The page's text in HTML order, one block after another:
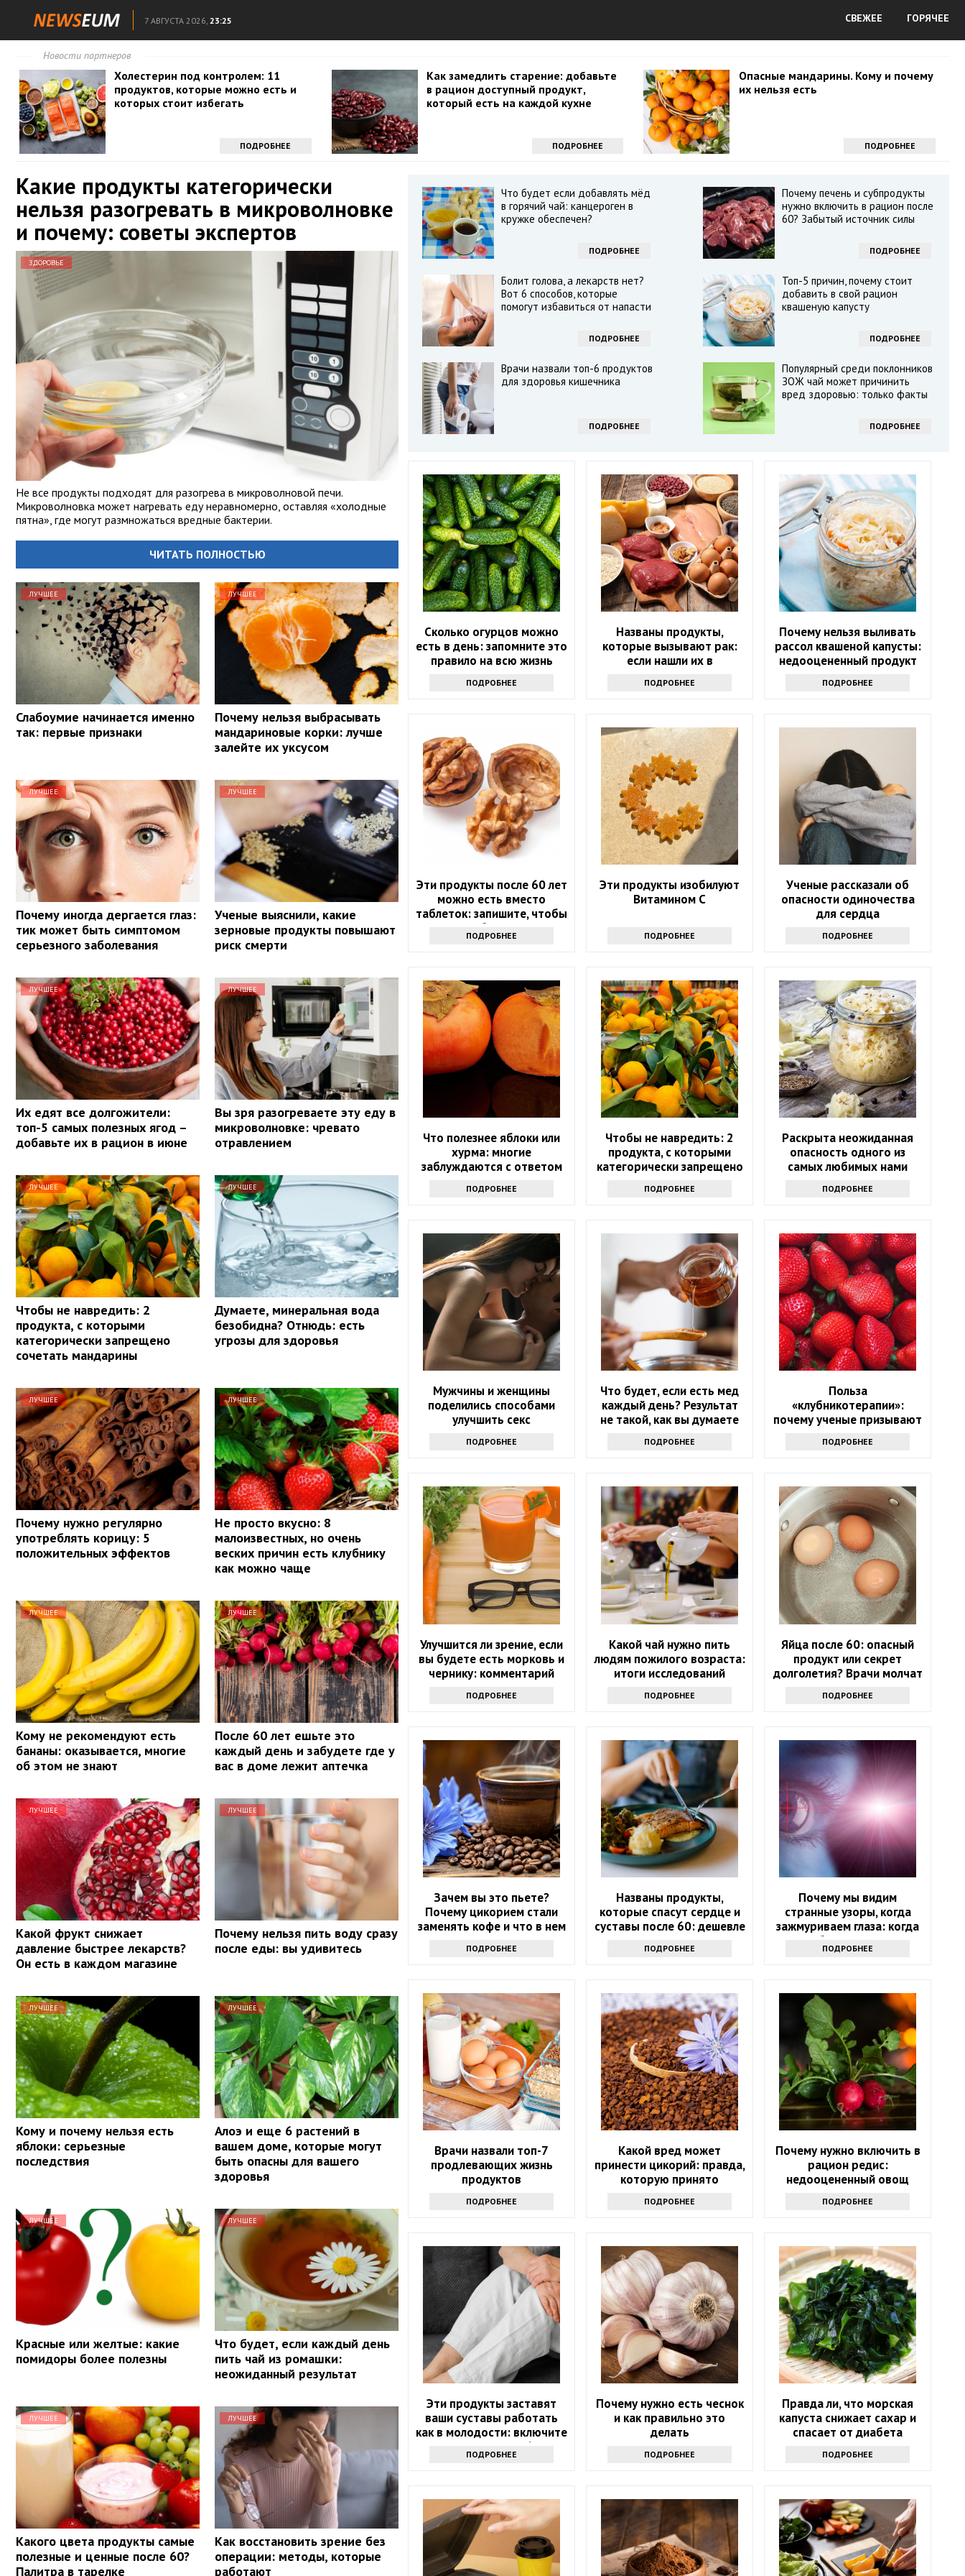
7 АВГУСТА 2026, 23:25 СВЕЖЕЕ ГОРЯЧЕЕ
Новости партнеров
Холестерин под контролем: 11
продуктов, которые можно есть и
которых стоит избегать
ПОДРОБНЕЕ
Как замедлить старение: добавьте
в рацион доступный продукт,
который есть на каждой кухне
ПОДРОБНЕЕ
Опасные мандарины. Кому и почему
их нельзя есть
ПОДРОБНЕЕ
Какие продукты категорически
нельзя разогревать в микроволновке
и почему: советы экспертов
ЗДОРОВЬЕ
Не все продукты подходят для разогрева в микроволновой печи.
Микроволновка может нагревать еду неравномерно, оставляя «холодные
пятна», где могут размножаться вредные бактерии.
ЧИТАТЬ ПОЛНОСТЬЮ
ЛУЧШЕЕ
Слабоумие начинается именно
так: первые признаки
ЛУЧШЕЕ
Почему нельзя выбрасывать
мандариновые корки: лучше
залейте их уксусом
ЛУЧШЕЕ
Почему иногда дергается глаз:
тик может быть симптомом
серьезного заболевания
ЛУЧШЕЕ
Ученые выяснили, какие
зерновые продукты повышают
риск смерти
ЛУЧШЕЕ
Их едят все долгожители:
топ-5 самых полезных ягод –
добавьте их в рацион в июне
ЛУЧШЕЕ
Вы зря разогреваете эту еду в
микроволновке: чревато
отравлением
ЛУЧШЕЕ
Чтобы не навредить: 2
продукта, с которыми
категорически запрещено
сочетать мандарины
ЛУЧШЕЕ
Думаете, минеральная вода
безобидна? Отнюдь: есть
угрозы для здоровья
ЛУЧШЕЕ
Почему нужно регулярно
употреблять корицу: 5
положительных эффектов
ЛУЧШЕЕ
Не просто вкусно: 8
малоизвестных, но очень
веских причин есть клубнику
как можно чаще
ЛУЧШЕЕ
Кому не рекомендуют есть
бананы: оказывается, многие
об этом не знают
ЛУЧШЕЕ
После 60 лет ешьте это
каждый день и забудете где у
вас в доме лежит аптечка
ЛУЧШЕЕ
Какой фрукт снижает
давление быстрее лекарств?
Он есть в каждом магазине
ЛУЧШЕЕ
Почему нельзя пить воду сразу
после еды: вы удивитесь
ЛУЧШЕЕ
Кому и почему нельзя есть
яблоки: серьезные
последствия
ЛУЧШЕЕ
Алоэ и еще 6 растений в
вашем доме, которые могут
быть опасны для вашего
здоровья
ЛУЧШЕЕ
Красные или желтые: какие
помидоры более полезны
ЛУЧШЕЕ
Что будет, если каждый день
пить чай из ромашки:
неожиданный результат
ЛУЧШЕЕ
Какого цвета продукты самые
полезные и ценные после 60?
Палитра в тарелке
ЛУЧШЕЕ
Как восстановить зрение без
операции: методы, которые
работают
Что будет если добавлять мёд
в горячий чай: канцероген в
кружке обеспечен?
ПОДРОБНЕЕ
Почему печень и субпродукты
нужно включить в рацион после
60? Забытый источник силы
ПОДРОБНЕЕ
Болит голова, а лекарств нет?
Вот 6 способов, которые
помогут избавиться от напасти
ПОДРОБНЕЕ
Топ-5 причин, почему стоит
добавить в свой рацион
квашеную капусту
ПОДРОБНЕЕ
Врачи назвали топ-6 продуктов
для здоровья кишечника
ПОДРОБНЕЕ
Популярный среди поклонников
ЗОЖ чай может причинить
вред здоровью: только факты
ПОДРОБНЕЕ
Сколько огурцов можно
есть в день: запомните это
правило на всю жизнь
ПОДРОБНЕЕ
Названы продукты,
которые вызывают рак:
если нашли их в
выбрасывайте
ПОДРОБНЕЕ
Почему нельзя выливать
рассол квашеной капусты:
недооцененный продукт
ПОДРОБНЕЕ
Эти продукты после 60 лет
можно есть вместо
таблеток: запишите, чтобы
не болеть
ПОДРОБНЕЕ
Эти продукты изобилуют
Витамином С
ПОДРОБНЕЕ
Ученые рассказали об
опасности одиночества
для сердца
ПОДРОБНЕЕ
Что полезнее яблоки или
хурма: многие
заблуждаются с ответом
ПОДРОБНЕЕ
Чтобы не навредить: 2
продукта, с которыми
категорически запрещено
ПОДРОБНЕЕ
Раскрыта неожиданная
опасность одного из
самых любимых нами
ПОДРОБНЕЕ
Мужчины и женщины
поделились способами
улучшить секс
ПОДРОБНЕЕ
Что будет, если есть мед
каждый день? Результат
не такой, как вы думаете
ПОДРОБНЕЕ
Польза
«клубникотерапии»:
почему ученые призывают
людей в возрасте 50+
налегать на эту ягоду
ПОДРОБНЕЕ
Улучшится ли зрение, если
вы будете есть морковь и
чернику: комментарий
ПОДРОБНЕЕ
Какой чай нужно пить
людям пожилого возраста:
итоги исследований
ПОДРОБНЕЕ
Яйца после 60: опасный
продукт или секрет
долголетия? Врачи молчат
ПОДРОБНЕЕ
Зачем вы это пьете?
Почему цикорием стали
заменять кофе и что в нем
ПОДРОБНЕЕ
Названы продукты,
которые спасут сердце и
суставы после 60: дешевле
ПОДРОБНЕЕ
Почему мы видим
странные узоры, когда
зажмуриваем глаза: когда
стоит обратиться к врачу
ПОДРОБНЕЕ
Врачи назвали топ-7
продлевающих жизнь
продуктов
ПОДРОБНЕЕ
Какой вред может
принести цикорий: правда,
которую принято
ПОДРОБНЕЕ
Почему нужно включить в
рацион редис:
недооцененный овощ
ПОДРОБНЕЕ
Эти продукты заставят
ваши суставы работать
как в молодости: включите
их в рацион после 60 лет
ПОДРОБНЕЕ
Почему нужно есть чеснок
и как правильно это
делать
ПОДРОБНЕЕ
Правда ли, что морская
капуста снижает сахар и
спасает от диабета
ПОДРОБНЕЕ